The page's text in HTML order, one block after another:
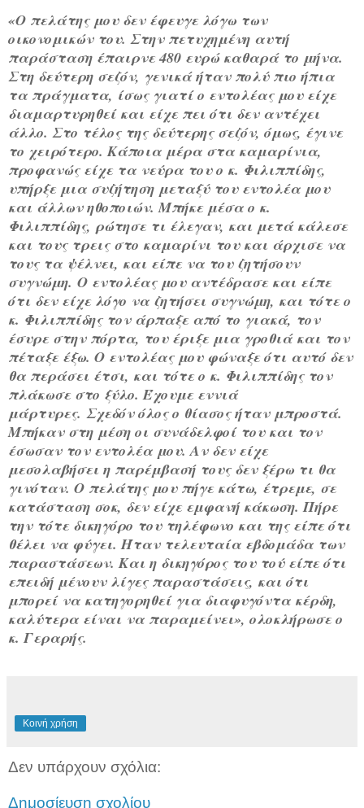
«Ο πελάτης μου δεν έφευγε λόγω των
οικονομικών του. Στην πετυχημένη αυτή
παράσταση έπαιρνε 480 ευρώ καθαρά το μήνα.
Στη δεύτερη σεζόν, γενικά ήταν πολύ πιο ήπια
τα πράγματα, ίσως γιατί ο εντολέας μου είχε
διαμαρτυρηθεί και είχε πει ότι δεν αντέχει
άλλο. Στο τέλος της δεύτερης σεζόν, όμως, έγινε
το χειρότερο. Κάποια μέρα στα καμαρίνια,
προφανώς είχε τα νεύρα του ο κ. Φιλιππίδης,
υπήρξε μια συζήτηση μεταξύ του εντολέα μου
και άλλων ηθοποιών. Μπήκε μέσα ο κ.
Φιλιππίδης, ρώτησε τι έλεγαν, και μετά κάλεσε
και τους τρεις στο καμαρίνι του και άρχισε να
τους τα ψέλνει, και είπε να του ζητήσουν
συγνώμη. Ο εντολέας μου αντέδρασε και είπε
ότι δεν είχε λόγο να ζητήσει συγνώμη, και τότε ο
κ. Φιλιππίδης τον άρπαξε από το γιακά, τον
έσυρε στην πόρτα, του έριξε μια γροθιά και τον
πέταξε έξω. Ο εντολέας μου φώναξε ότι αυτό δεν
θα περάσει έτσι, και τότε ο κ. Φιλιππίδης τον
πλάκωσε στο ξύλο. Έχουμε εννιά
μάρτυρες. Σχεδόν όλος ο θίασος ήταν μπροστά.
Μπήκαν στη μέση οι συνάδελφοί του και τον
έσωσαν τον εντολέα μου. Αν δεν είχε
μεσολαβήσει η παρέμβασή τους δεν ξέρω τι θα
γινόταν. Ο πελάτης μου πήγε κάτω, έτρεμε, σε
κατάσταση σοκ, δεν είχε εμφανή κάκωση. Πήρε
την τότε δικηγόρο του τηλέφωνο και της είπε ότι
θέλει να φύγει. Ήταν τελευταία εβδομάδα των
παραστάσεων. Και η δικηγόρος του τού είπε ότι
επειδή μένουν λίγες παραστάσεις, και ότι
μπορεί να κατηγορηθεί για διαφυγόντα κέρδη,
καλύτερα είναι να παραμείνει», ολοκλήρωσε ο
κ. Γεραρής.
Κοινή χρήση
Δεν υπάρχουν σχόλια:
Δημοσίευση σχολίου